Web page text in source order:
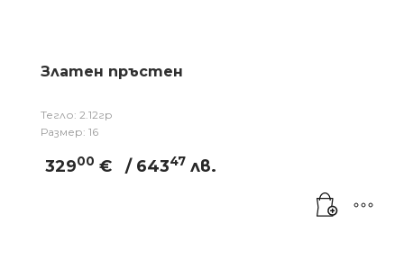
Златен пръстен
Тегло: 2.12гр
Размер: 16
32900 € / 64347 лв.